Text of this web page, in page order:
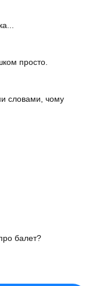
просто.
словами, чому
балет?